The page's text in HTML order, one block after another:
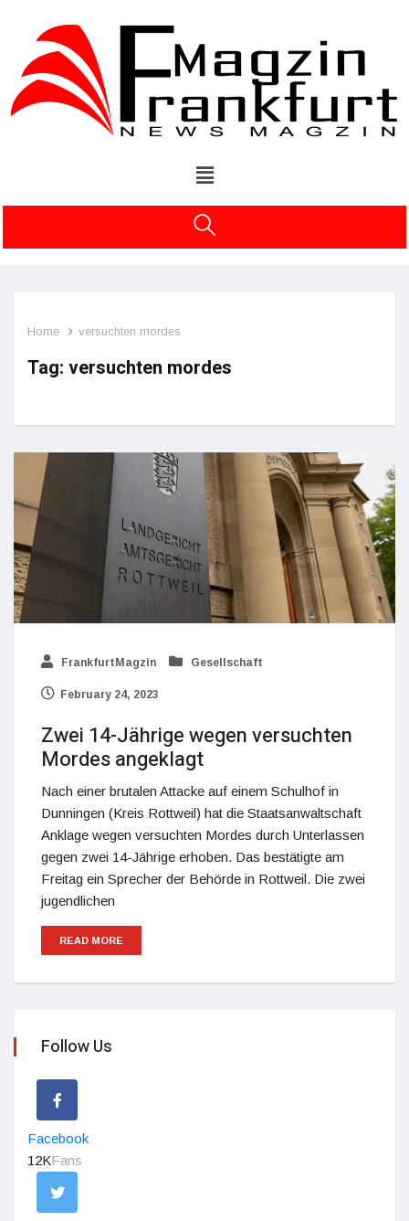
Home versuchten mordes
Tag: versuchten mordes
FrankfurtMagzin Gesellschaft
February 24, 2023
Zwei 14-Jährige wegen versuchten
Mordes angeklagt
Nach einer brutalen Attacke auf einem Schulhof in
Dunningen (Kreis Rottweil) hat die Staatsanwaltschaft
Anklage wegen versuchten Mordes durch Unterlassen
gegen zwei 14-Jährige erhoben. Das bestätigte am
Freitag ein Sprecher der Behörde in Rottweil. Die zwei
jugendlichen
READ MORE
Follow Us
Facebook
12KFans